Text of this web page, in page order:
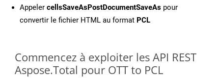
Appeler cellsSaveAsPostDocumentSaveAs pour
convertir le fichier HTML au format PCL
Commencez à exploiter les API REST
Aspose.Total pour OTT to PCL